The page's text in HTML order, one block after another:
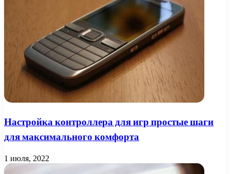
Настройка контроллера для игр простые шаги
для максимального комфорта
1 июля, 2022